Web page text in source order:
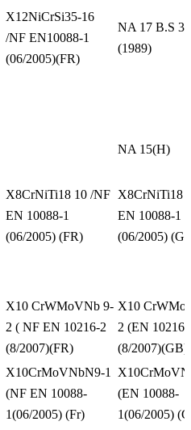
X12NiCrSi35-16
/NF EN10088-1
(06/2005)(FR)
NA 17 B.S
(1989)
NA 15(H)
X8CrNiTi18 10 /NF
EN 10088-1
(06/2005) (FR)
X8CrNiTi18
EN 10088-1
(06/2005)
X10 CrWMoVNb 9-
2 ( NF EN 10216-2
(8/2007)(FR)
X10
2 (EN 10216-
(8/2007)(GB)
X10CrMoVNbN9-1
(NF EN 10088-
1(06/2005) (Fr)
(EN 10088-
1(06/2005)